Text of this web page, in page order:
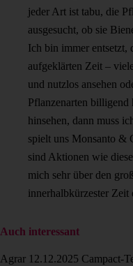
jeder Art ist tabu, die
ausgesucht, ob sie
Ich bin immer entsetzt,
aufgeklärten Zeit –
und nutzlos ansehen
Pflanzenarten
hinsehen, dann muss
spielt uns Monsanto &
sind Aktionen wie
mich sehr über den
innerhalbkürzester Zeit
Auch interessant
Agrar 12.12.2025 Campact-